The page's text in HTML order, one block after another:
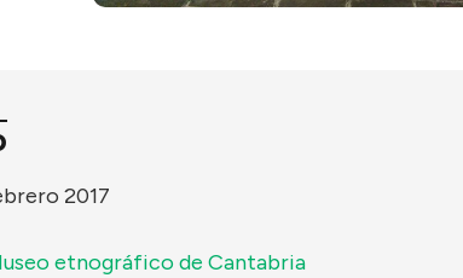
2017
etnográfico de Cantabria